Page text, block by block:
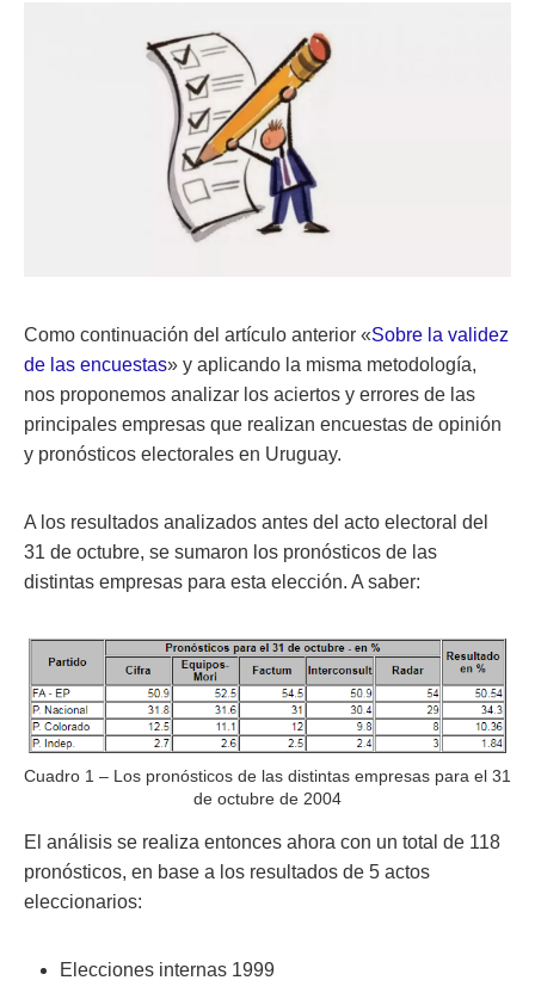
Como continuación del artículo anterior «Sobre la validez
de las encuestas» y aplicando la misma metodología,
nos proponemos analizar los aciertos y errores de las
principales empresas que realizan encuestas de opinión
y pronósticos electorales en Uruguay.
A los resultados analizados antes del acto electoral del
31 de octubre, se sumaron los pronósticos de las
distintas empresas para esta elección. A saber:
Cuadro 1 – Los pronósticos de las distintas empresas para el 31
de octubre de 2004
El análisis se realiza entonces ahora con un total de 118
pronósticos, en base a los resultados de 5 actos
eleccionarios:
Elecciones internas 1999